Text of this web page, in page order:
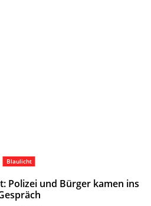
Blaulicht
Polizei und Bürger kamen ins